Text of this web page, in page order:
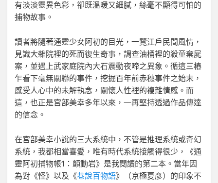
有淡淡靈異色彩，卻既溫暖又細膩，絲毫不顯得可怕的
捕物故事。
讀者將隨著通靈少女阿初的目光，一覽江戶民間風情，
見識大雜院裡的死而復生奇事，調查油桶裡的殺童棄屍
案，並遇上武家庭院內大石震動夜啼之異象。循這三樁
乍看下毫無關聯的事件，挖掘百年前赤穗事件之始末，
感受人心中的未解執念，關懷人性裡的複雜情感。而
這，也正是宮部美幸多年以來，一再堅持透過作品傳達
的信念。
在宮部美幸小說的三大系統中，不管是推理系統或奇幻
系統，我都相當喜愛，唯有時代系統接觸得很少，《通
靈阿初捕物帳1：顫動岩》是我閱讀的第二本。當年因
為對《怪》以及《巷說百物語》（京極夏彥）的印象不